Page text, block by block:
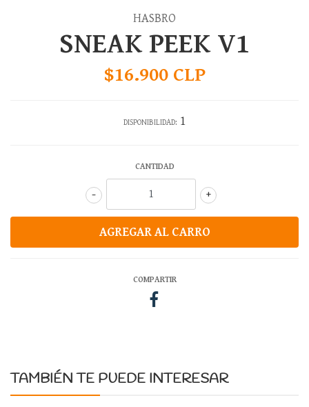
HASBRO
SNEAK PEEK V1
$16.900 CLP
DISPONIBILIDAD: 1
CANTIDAD
+
-
COMPARTIR
TAMBIÉN TE PUEDE INTERESAR